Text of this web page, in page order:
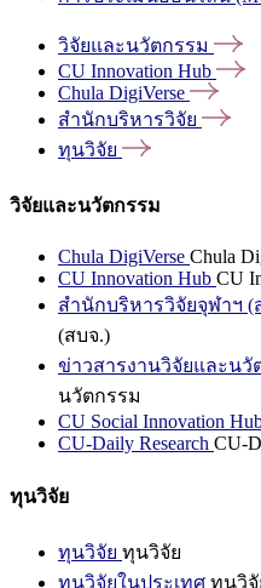
วิจัยและนวัตกรรม
CU Innovation Hub
Chula DigiVerse
สำนักบริหารวิจัย
ทุนวิจัย
วิจัยและนวัตกรรม
Chula DigiVerse Chula
CU Innovation Hub CU
สำนักบริหารวิจัยจุฬาฯ (
(สบจ.)
ข่าวสารงานวิจัยและนวั
นวัตกรรม
CU Social Innovation
CU-Daily Research CU-
ทุนวิจัย
ทุนวิจัย ทุนวิจัย
ทุนวิจัยในประเทศ ทุนวิจั